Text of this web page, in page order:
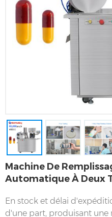
Machine De
Automatique À Deux
En stock et délai
d'une part, produisant